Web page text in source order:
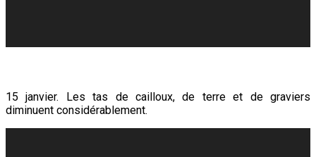
15 janvier. Les tas de cailloux, de terre et de graviers
diminuent considérablement.